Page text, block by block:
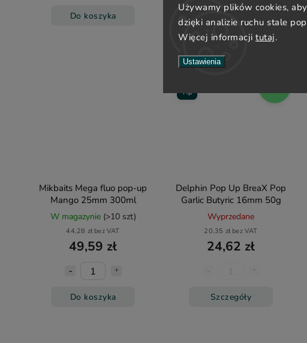
Używamy plików cookies,
dzięki analizie ruchu stale
Więcej informacji tutaj.
Ustawienia
Do koszyka Do koszyka
Mikbaits Mega fluo pop-up
Mango 25mm 300ml
W magazynie (>10 szt)
44,28 zł bez VAT
49,59 zł
Do koszyka
Tip
Delphin Pop Up BreaX Pop
Garlic Butyric 16mm 50g
Wyprzedane
20,35 zł bez VAT
24,62 zł
Szczegóły